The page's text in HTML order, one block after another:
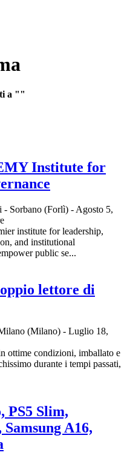
a ""
Institute for
- Sorbano (Forlì) - Agosto 5,
institute for leadership,
and institutional
public se...
lettore di
(Milano) - Luglio 18,
ottime condizioni, imballato e
durante i tempi passati,
PS5 Slim,
A16,